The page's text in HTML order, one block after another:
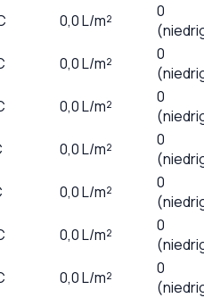
0,0L/m²
0
0,0L/m²
0
0,0L/m²
0
0,0L/m²
0
0,0L/m²
0
0,0L/m²
0
0,0L/m²
0